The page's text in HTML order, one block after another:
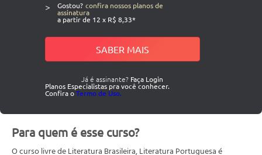
> Gostou? confira nossos planos de
assinatura
a partir de 12 x R$ 8,33*
SABER MAIS
Já é assinante? Faça Login
Planos Especialistas pra você conhecer.
Confira oTermo de Uso.
Para quem é esse curso?
O curso livre de Literatura Brasileira, Literatura Portuguesa é